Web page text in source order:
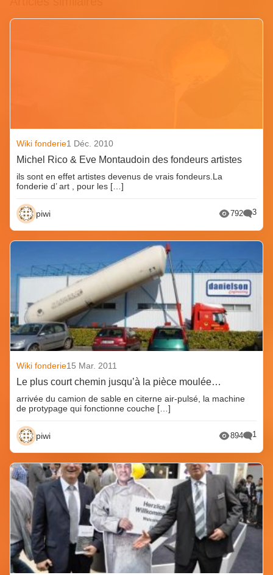
Wiki fonderie1 Déc. 2010
Michel Rico & Eve Montaudoin des fondeurs artistes
ils sont en effet artistes devenus de vrais fondeurs.La
fonderie d’ art , pour les […]
piwi 792 3
Wiki fonderie15 Mar. 2011
Le plus court chemin jusqu’à la pièce moulée…
arrivée du camion de sable en citerne air-pulsé, la machine
de protypage qui fonctionne couche […]
piwi 894 1